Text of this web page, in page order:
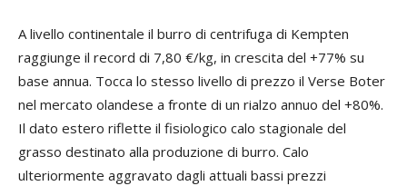
A livello continentale il burro di centrifuga di Kempten
raggiunge il record di 7,80 €/kg, in crescita del +77% su
base annua. Tocca lo stesso livello di prezzo il Verse Boter
nel mercato olandese a fronte di un rialzo annuo del +80%.
Il dato estero riflette il fisiologico calo stagionale del
grasso destinato alla produzione di burro. Calo
ulteriormente aggravato dagli attuali bassi prezzi